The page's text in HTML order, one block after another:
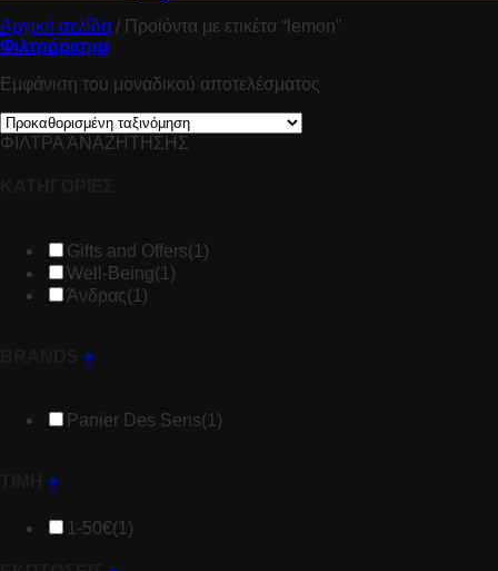
Αρχική σελίδα / Προϊόντα με ετικέτα “lemon”
Φιλτράρισμα
Εμφάνιση του μοναδικού αποτελέσματος
ΦΙΛΤΡΑ ΑΝΑΖΗΤΗΣΗΣ
Gifts and Offers(1)
Well-Being(1)
Άνδρας(1)
+
Panier Des Sens(1)
+
1-50€(1)